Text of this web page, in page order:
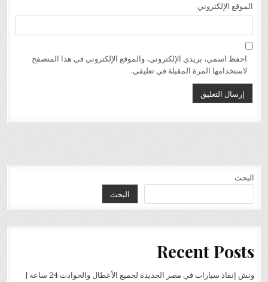
الموقع الإلكتروني
احفظ اسمي، بريدي الإلكتروني، والموقع الإلكتروني في هذا المتصفح
لاستخدامها المرة المقبلة في تعليقي.
البحث
البحث
Recent Posts
ونش إنقاذ سيارات في مصر الجديدة لجميع الأعطال والحوادث 24 ساعة |